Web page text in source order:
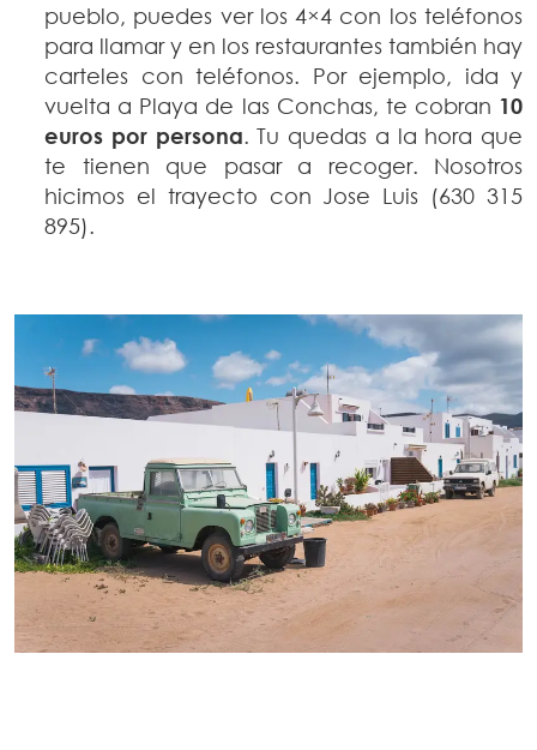
pueblo, puedes ver los 4×4 con los teléfonos
para llamar y en los restaurantes también hay
carteles con teléfonos. Por ejemplo, ida y
vuelta a Playa de las Conchas, te cobran 10
euros por persona. Tu quedas a la hora que
te tienen que pasar a recoger. Nosotros
hicimos el trayecto con Jose Luis (630 315
895).